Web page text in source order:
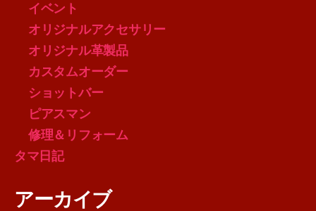
イベント
オリジナルアクセサリー
オリジナル革製品
カスタムオーダー
ショットバー
ピアスマン
修理＆リフォーム
タマ日記
アーカイブ